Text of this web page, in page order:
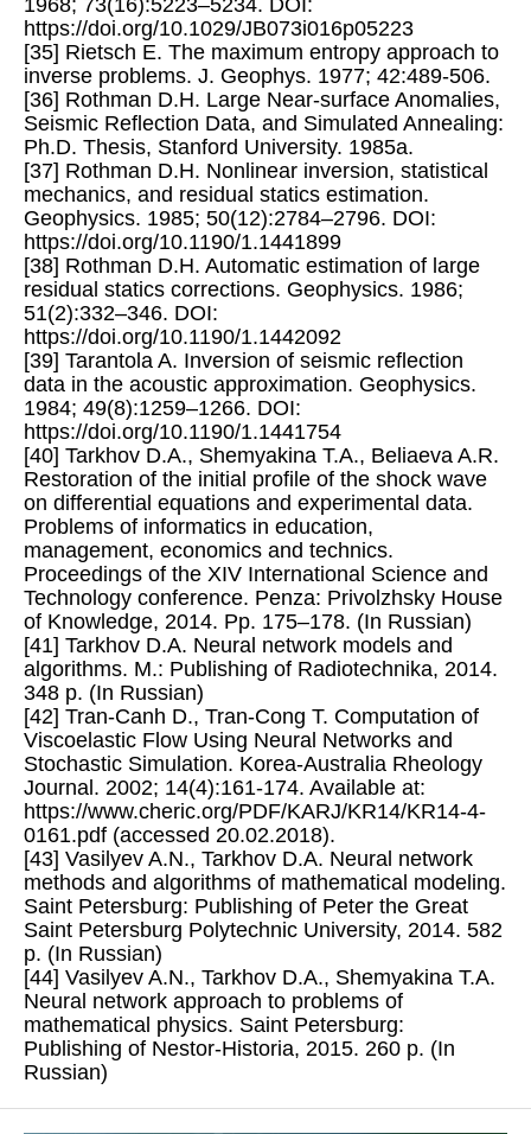
https://doi.org/10.1029/JB073i016p05223
[35] Rietsch E. The maximum entropy approach to
inverse problems. J. Geophys. 1977; 42:489-506.
[36] Rothman D.H. Large Near-surface Anomalies,
Seismic Reflection Data, and Simulated Annealing:
Ph.D. Thesis, Stanford University. 1985a.
[37] Rothman D.H. Nonlinear inversion, statistical
mechanics, and residual statics estimation.
Geophysics. 1985; 50(12):2784–2796. DOI:
https://doi.org/10.1190/1.1441899
[38] Rothman D.H. Automatic estimation of large
residual statics corrections. Geophysics. 1986;
51(2):332–346. DOI:
https://doi.org/10.1190/1.1442092
[39] Tarantola A. Inversion of seismic reflection
data in the acoustic approximation. Geophysics.
1984; 49(8):1259–1266. DOI:
https://doi.org/10.1190/1.1441754
[40] Tarkhov D.A., Shemyakina T.A., Beliaeva A.R.
Restoration of the initial proﬁle of the shock wave
on differential equations and experimental data.
Problems of informatics in education,
management, economics and technics.
Proceedings of the XIV International Science and
Technology conference. Penza: Privolzhsky House
of Knowledge, 2014. Pp. 175–178. (In Russian)
[41] Tarkhov D.A. Neural network models and
algorithms. M.: Publishing of Radiotechnika, 2014.
348 p. (In Russian)
[42] Tran-Canh D., Tran-Cong T. Computation of
Viscoelastic Flow Using Neural Networks and
Stochastic Simulation. Korea-Australia Rheology
Journal. 2002; 14(4):161-174. Available at:
https://www.cheric.org/PDF/KARJ/KR14/KR14-4-
0161.pdf (accessed 20.02.2018).
[43] Vasilyev A.N., Tarkhov D.A. Neural network
methods and algorithms of mathematical modeling.
Saint Petersburg: Publishing of Peter the Great
Saint Petersburg Polytechnic University, 2014. 582
p. (In Russian)
[44] Vasilyev A.N., Tarkhov D.A., Shemyakina T.A.
Neural network approach to problems of
mathematical physics. Saint Petersburg:
Publishing of Nestor-Historia, 2015. 260 p. (In
Russian)